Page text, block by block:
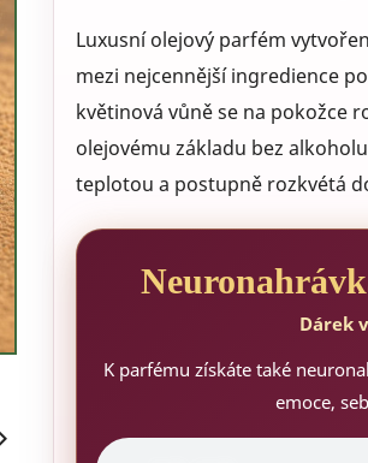
Luxusní olejový parfém
mezi nejcennější ingredience
květinová vůně se na pokožce
olejovému základu bez
teplotou a postupně rozkvétá
Dárek
K parfému získáte také
emoce,